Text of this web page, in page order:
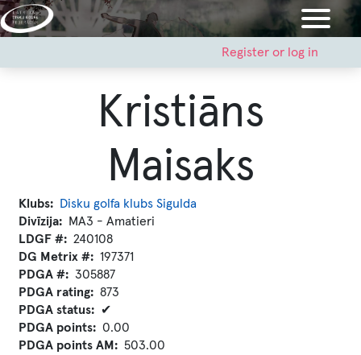
Skip
to
menu
Register or log in
Kristiāns
Maisaks
Klubs
Disku golfa klubs Sigulda
Divīzija
MA3 - Amatieri
LDGF #
240108
DG Metrix #
197371
PDGA #
305887
PDGA rating
873
PDGA status
✔
PDGA points
0.00
PDGA points AM
503.00